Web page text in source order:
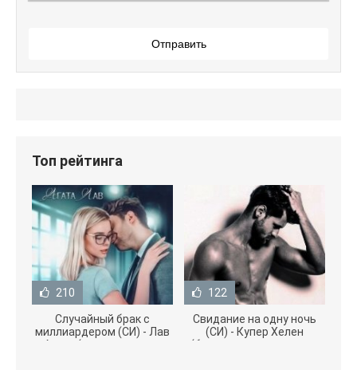
Отправить
Топ рейтинга
210
Случайный брак с
миллиардером (СИ) - Лав
Агата (полная версия
122
Свидание на одну ночь
(СИ) - Купер Хелен
(бесплатные серии книг